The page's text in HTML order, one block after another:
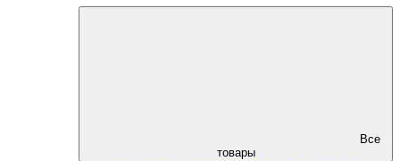
Все
товары